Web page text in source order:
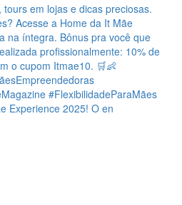
Experience 2025! O en